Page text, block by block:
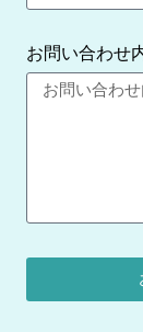
お問い合わせ